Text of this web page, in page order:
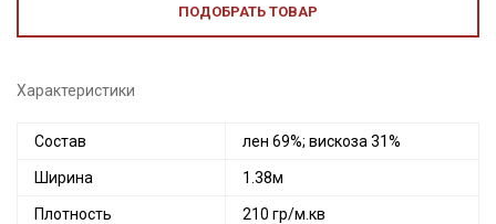
ПОДОБРАТЬ ТОВАР
Характеристики
Состав лен 69%; вискоза 31%
Ширина 1.38м
Плотность 210 гр/м.кв